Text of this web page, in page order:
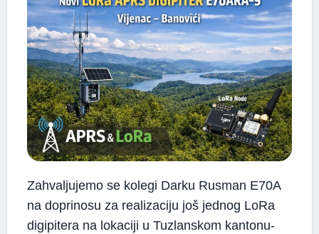
Zahvaljujemo se kolegi Darku Rusman E70A
na doprinosu za realizaciju još jednog LoRa
digipitera na lokaciji u Tuzlanskom kantonu-